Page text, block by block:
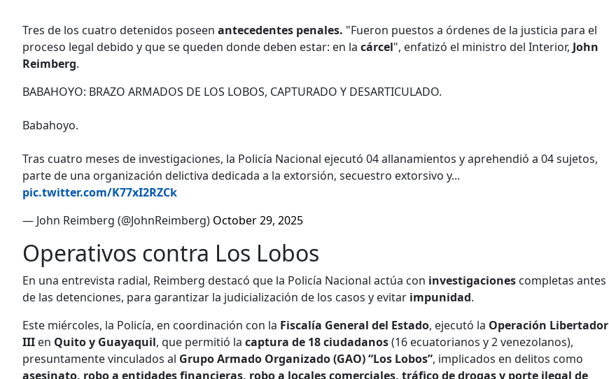
Tres de los cuatro detenidos poseen antecedentes penales. "Fueron puestos a órdenes de la justicia para el
proceso legal debido y que se queden donde deben estar: en la cárcel", enfatizó el ministro del Interior, John
Reimberg.
BABAHOYO: BRAZO ARMADOS DE LOS LOBOS, CAPTURADO Y DESARTICULADO.
Babahoyo.
Tras cuatro meses de investigaciones, la Policía Nacional ejecutó 04 allanamientos y aprehendió a 04 sujetos,
parte de una organización delictiva dedicada a la extorsión, secuestro extorsivo y...
pic.twitter.com/K77xI2RZCk
— John Reimberg (@JohnReimberg) October 29, 2025
Operativos contra Los Lobos
En una entrevista radial, Reimberg destacó que la Policía Nacional actúa con investigaciones completas antes
de las detenciones, para garantizar la judicialización de los casos y evitar impunidad.
Este miércoles, la Policía, en coordinación con la Fiscalía General del Estado, ejecutó la Operación Libertador
III en Quito y Guayaquil, que permitió la captura de 18 ciudadanos(16 ecuatorianos y 2 venezolanos),
presuntamente vinculados al Grupo Armado Organizado (GAO) “Los Lobos”, implicados en delitos como
asesinato, robo a entidades financieras, robo a locales comerciales, tráfico de drogas y porte ilegal de